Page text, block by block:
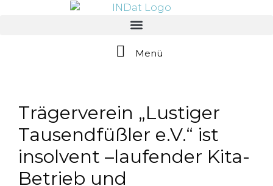
Menü
Trägerverein „Lustiger
Tausendfüßler e.V.“ ist
insolvent –laufender Kita-
Betrieb und